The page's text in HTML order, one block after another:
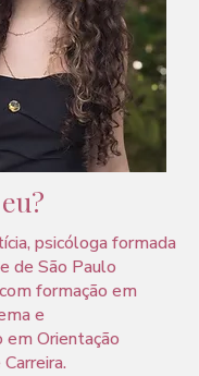
psicóloga formada
de São Paulo
formação em
e
Orientação